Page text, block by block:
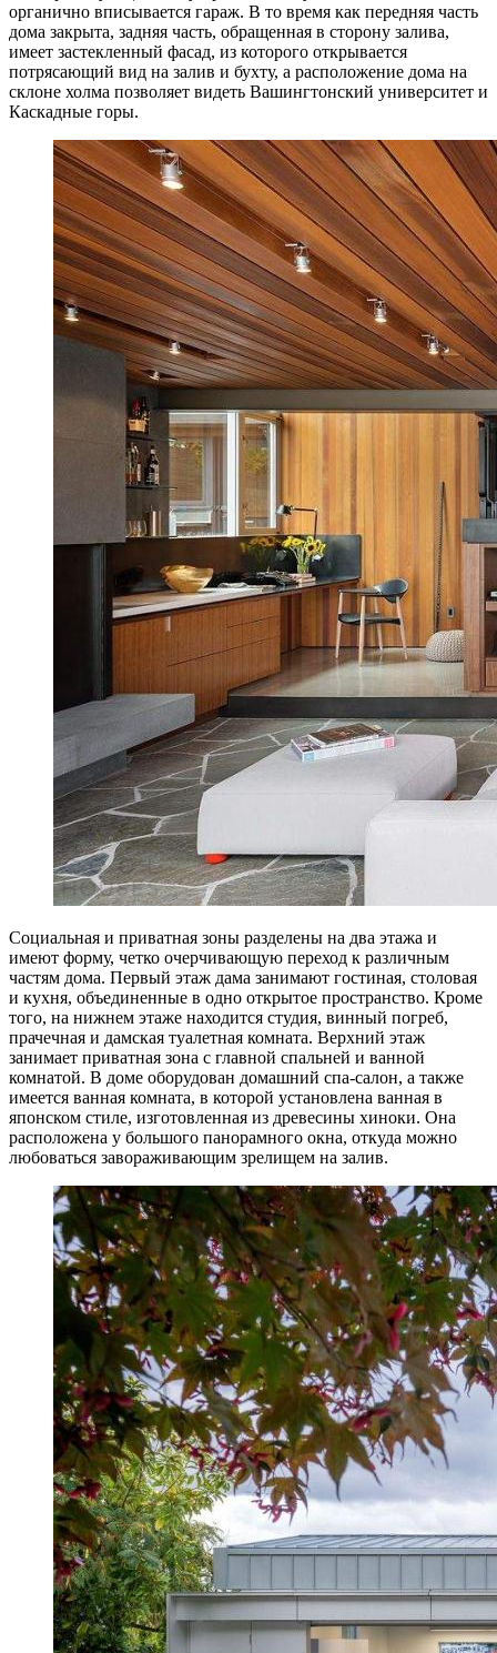
органично вписывается гараж. В то время как передняя часть
дома закрыта, задняя часть, обращенная в сторону залива,
имеет застекленный фасад, из которого открывается
потрясающий вид на залив и бухту, а расположение дома на
склоне холма позволяет видеть Вашингтонский университет и
Каскадные горы.
Социальная и приватная зоны разделены на два этажа и
имеют форму, четко очерчивающую переход к различным
частям дома. Первый этаж дама занимают гостиная, столовая
и кухня, объединенные в одно открытое пространство. Кроме
того, на нижнем этаже находится студия, винный погреб,
прачечная и дамская туалетная комната. Верхний этаж
занимает приватная зона с главной спальней и ванной
комнатой. В доме оборудован домашний спа-салон, а также
имеется ванная комната, в которой установлена ванная в
японском стиле, изготовленная из древесины хиноки. Она
расположена у большого панорамного окна, откуда можно
любоваться завораживающим зрелищем на залив.